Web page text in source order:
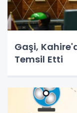
Gaşi,
Temsil Etti